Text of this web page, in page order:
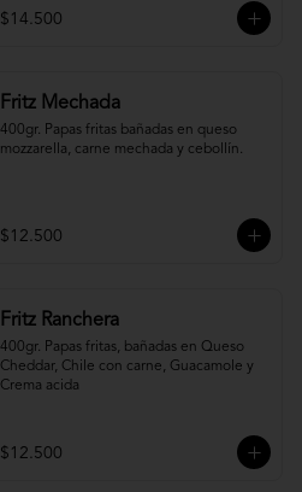
$14.500
Fritz Mechada
400gr. Papas fritas bañadas en queso
mozzarella, carne mechada y cebollín.
$12.500
Fritz Ranchera
400gr. Papas fritas, bañadas en Queso
Cheddar, Chile con carne, Guacamole y
Crema acida
$12.500